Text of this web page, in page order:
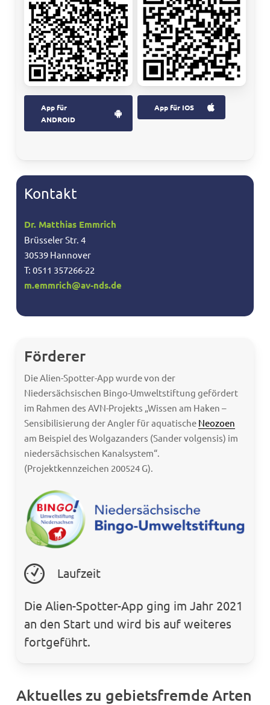
App für
ANDROID
App für IOS
Kontakt
Dr. Matthias Emmrich
Brüsseler Str. 4
30539 Hannover
T: 0511 357266-22
m.emmrich@av-nds.de
Förderer
Die Alien-Spotter-App wurde von der
Niedersächsischen Bingo-Umweltstiftung gefördert
im Rahmen des AVN-Projekts „Wissen am Haken –
Sensibilisierung der Angler für aquatische Neozoen
am Beispiel des Wolgazanders (Sander volgensis) im
niedersächsischen Kanalsystem“.
(Projektkennzeichen 200524 G).
Laufzeit
Die Alien-Spotter-App ging im Jahr 2021
an den Start und wird bis auf weiteres
fortgeführt.
Aktuelles zu gebietsfremde Arten